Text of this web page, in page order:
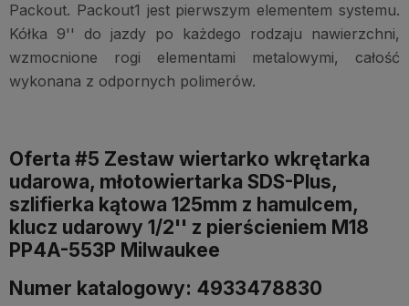
Packout. Packout1 jest pierwszym elementem systemu.
Kółka 9'' do jazdy po każdego rodzaju nawierzchni,
wzmocnione rogi elementami metalowymi, całość
wykonana z odpornych polimerów.
Oferta #5 Zestaw wiertarko wkrętarka
udarowa, młotowiertarka SDS-Plus,
szlifierka kątowa 125mm z hamulcem,
klucz udarowy 1/2'' z pierścieniem M18
PP4A-553P Milwaukee
Numer katalogowy: 4933478830